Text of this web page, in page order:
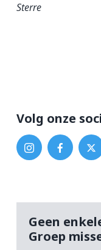
Sterre
Volg onze
Geen
Groep